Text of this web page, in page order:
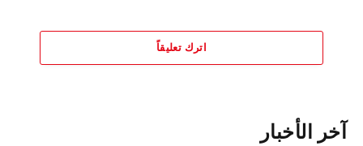
اترك تعليقاً
آخر الأخبار